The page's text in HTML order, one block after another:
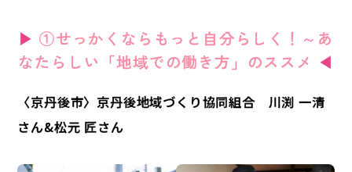
▶①せっかくならもっと自分らしく！～あ
なたらしい「地域での働き方」のススメ ◀
〈京丹後市〉京丹後地域づくり協同組合 川渕 一清
さん&松元 匠さん